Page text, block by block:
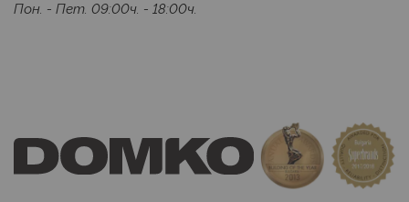
Пон. - Пет. 09:00ч. - 18:00ч.